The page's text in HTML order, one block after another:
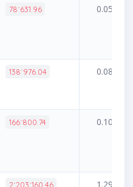
78˙631.96 0.05%
138˙976.04 0.08%
166˙800.74 0.10%
2˙203˙160.46 1.29%